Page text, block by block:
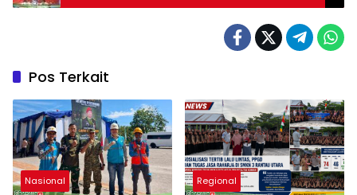
Pos Terkait
Nasional Regional